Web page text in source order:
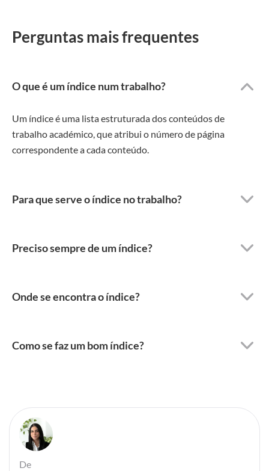
Perguntas mais frequentes
O que é um índice num trabalho?
Um índice é uma lista estruturada dos conteúdos de
trabalho académico, que atribui o número de página
correspondente a cada conteúdo.
Para que serve o índice no trabalho?
Preciso sempre de um índice?
Onde se encontra o índice?
Como se faz um bom índice?
De